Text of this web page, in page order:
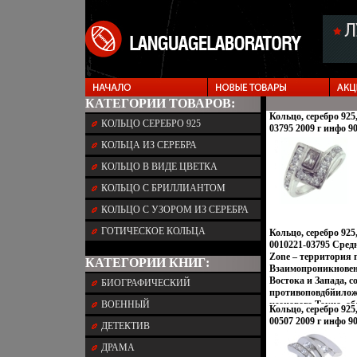
КАТЕГОРИИ ТОВАРОВ:
КОЛЬЦО СЕРЕБРО 925
КОЛЬЦА ИЗ СЕРЕБРА
КОЛЬЦО В ВИДЕ ЦВЕТКА
КОЛЬЦО С БРИЛЛИАНТОМ
КОЛЬЦО С УЗОРОМ ИЗ СЕРЕБРА
ГОТИЧЕСКОЕ КОЛЬЦА
КАТЕГОРИИ КНИГ:
БИОГРАФИЧЕСКИЙ
ВОЕННЫЙ
ДЕТЕКТИВ
ДРАМА
Кольцо, серебро
03795 2009 г инфо
Кольцо, серебро
0010221-03795
Zone – территория
Востока и Запада,
неонового Токио,
кофеин,
дворцов,
лазурных
моды и тенденций
Кольцо, серебро
00507 2009 г инфо